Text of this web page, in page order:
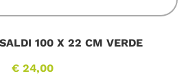
100 X 22 CM VERDE
€ 24,00